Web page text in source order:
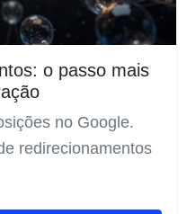
o passo mais
no Google.
redirecionamentos